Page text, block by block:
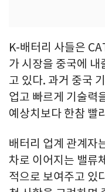
K-배터리 사들은
가 시장을 중국에 내
고 있다. 과거 중국
업고 빠르게 기술력
예상치보다 한참 빨
배터리 업계 관계자
차로 이어지는 밸류
적으로 보여주고 있